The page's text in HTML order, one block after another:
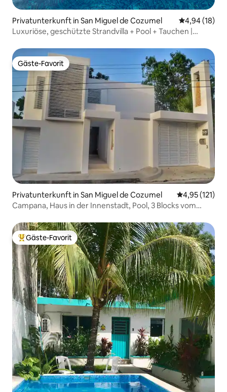
Privatunterkunft in San Miguel de Cozumel
4,94 (18)
Luxuriöse, geschützte Strandvilla + Pool + Tauchen |
Gäste-Favorit
Gäste-Favorit
Privatunterkunft in San Miguel de Cozumel
4,95 (121)
Campana, Haus in der Innenstadt, Pool, 3 Blocks vom
Beliebter Gäste-Favorit.
Gäste-Favorit